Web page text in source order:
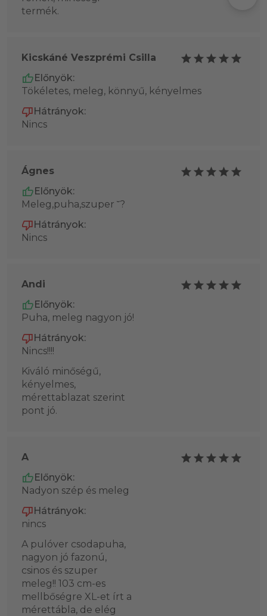
termék.
Kicskáné Veszprémi Csilla
Előnyök:
Tökéletes, meleg, könnyű, kényelmes
Hátrányok:
Nincs
Ágnes
Előnyök:
Meleg,puha,szuper ˘?
Hátrányok:
Nincs
Andi
Előnyök:
Puha, meleg nagyon jó!
Hátrányok:
Nincs!!!!
Kiváló minőségű,
kényelmes,
mérettablazat szerint
pont jó.
A
Előnyök:
Nadyon szép és meleg
Hátrányok:
nincs
A pulóver csodapuha,
nagyon jó fazonú,
csinos és szuper
meleg!! 103 cm-es
mellbőségre XL-et írt a
mérettábla, de elég